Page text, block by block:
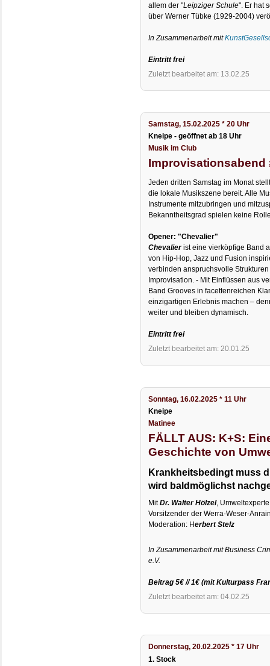
allem der "Leipziger Schule". Er hat
über Werner Tübke (1929-2004)
In Zusammenarbeit mit
Eintritt frei
Zuletzt bearbeitet am: 13.02.25
Samstag, 15.02.2025 * 20 Uhr
Kneipe - geöffnet ab 18 Uhr
Musik im Club
Improvisationsabend
Jeden dritten Samstag im Monat
die lokale Musikszene bereit. Alle
Instrumente mitzubringen und
Bekanntheitsgrad spielen keine
Opener: "Chevalier"
Chevalierist eine vierköpfige Band
von Hip-Hop, Jazz und Fusion
verbinden anspruchsvolle
Improvisation. - Mit Einflüssen aus
Band Grooves in facettenreichen
einzigartigen Erlebnis machen –
weiter und bleiben dynamisch.
Eintritt frei
Zuletzt bearbeitet am: 20.01.25
Sonntag, 16.02.2025 * 11 Uhr
Kneipe
Matinee
FÄLLT AUS: K+S:
Geschichte von
Krankheitsbedingt muss
wird baldmöglichst
MitDr. Walter Hölzel,
Vorsitzender der Werra-Weser-
Moderation: Herbert Stelz
In Zusammenarbeit mit Business
e.V.
Beitrag 5€ // 1€ (mit Kulturpass
Zuletzt bearbeitet am: 04.02.25
Donnerstag, 20.02.2025 * 17 Uhr
1. Stock